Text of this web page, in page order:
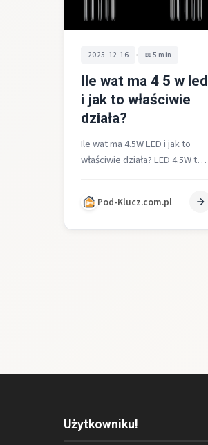
2025-12-16 • 5 min
Ile wat ma 4 5 w led
i jak to właściwie
działa?
Ile wat ma 4.5W LED i jak to
właściwie działa? LED 4.5W to
elektroluminescencyjnych
Pod-Klucz.com.pl
Użytkowniku!